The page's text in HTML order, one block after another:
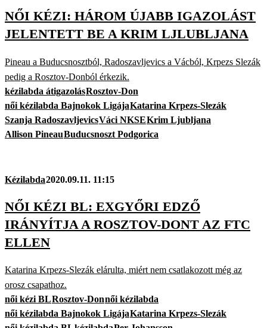
NŐI KÉZI: HÁROM ÚJABB IGAZOLÁST
JELENTETT BE A KRIM LJLUBLJANA
Pineau a Buducsnosztból, Radoszavljevics a Vácból, Krpezs Slezák
pedig a Rosztov-Donból érkezik.
kézilabda átigazolásRosztov-Don
női kézilabda Bajnokok LigájaKatarina Krpezs-Slezák
Szanja RadoszavljevicsVáci NKSEKrim Ljubljana
Allison PineauBuducsnoszt Podgorica
Kézilabda2020.09.11. 11:15
NŐI KÉZI BL: EXGYŐRI EDZŐ
IRÁNYÍTJA A ROSZTOV-DONT AZ FTC
ELLEN
Katarina Krpezs-Slezák elárulta, miért nem csatlakozott még az
orosz csapathoz.
női kézi BLRosztov-Donnői kézilabda
női kézilabda Bajnokok LigájaKatarina Krpezs-Slezák